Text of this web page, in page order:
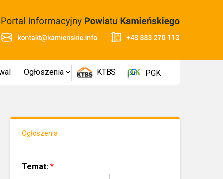
Ogłoszenia KTBS PGK
Ogłoszenia
Temat: *